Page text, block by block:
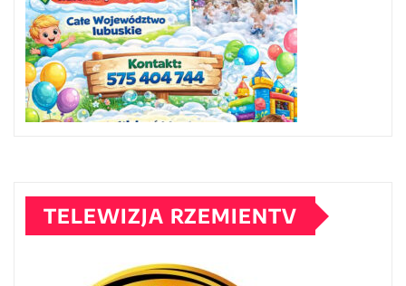
TELEWIZJA RZEMIENTV